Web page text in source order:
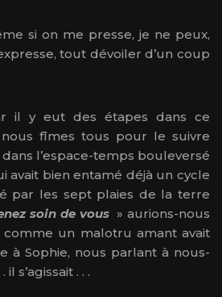
si on me presse, je ne peux,
tout dévoiler d’un coup
il y eut des étapes dans ce
fîmes tous pour le suivre
dans l’espace-temps bouleversé
avait bien entamé déjà un cycle
par les sept plaies de la terre
soin de vous » aurions-nous
comme un malotru amant avait
à Sophie, nous parlant à nous-
il s’agissait . . .